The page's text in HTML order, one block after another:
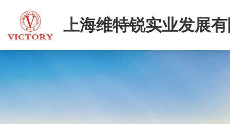
上海维特锐实业发展